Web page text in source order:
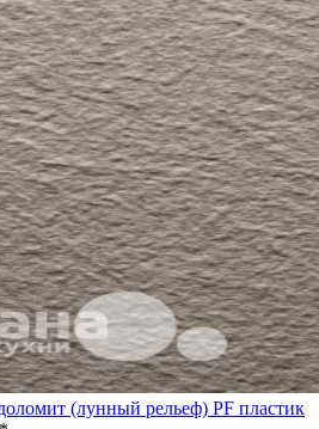
(лунный рельеф) PF пластик